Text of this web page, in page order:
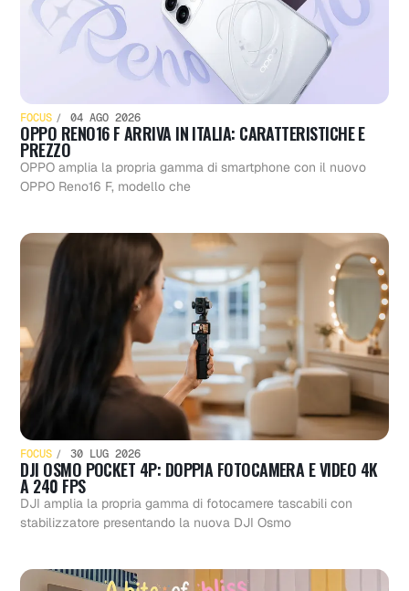
FOCUS 04 AGO 2026
OPPO RENO16 F ARRIVA IN ITALIA: CARATTERISTICHE E
PREZZO
OPPO amplia la propria gamma di smartphone con il nuovo
OPPO Reno16 F, modello che
FOCUS 30 LUG 2026
DJI OSMO POCKET 4P: DOPPIA FOTOCAMERA E VIDEO 4K
A 240 FPS
DJI amplia la propria gamma di fotocamere tascabili con
stabilizzatore presentando la nuova DJI Osmo